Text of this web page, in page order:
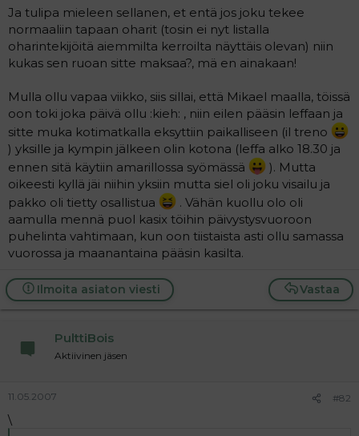
Ja tulipa mieleen sellanen, et entä jos joku tekee
normaaliin tapaan oharit (tosin ei nyt listalla
oharintekijöitä aiemmilta kerroilta näyttäis olevan) niin
kukas sen ruoan sitte maksaa?, mä en ainakaan!
Mulla ollu vapaa viikko, siis sillai, että Mikael maalla, töissä
oon toki joka päivä ollu :kieh: , niin eilen pääsin leffaan ja
sitte muka kotimatkalla eksyttiin paikalliseen (il treno
) yksille ja kympin jälkeen olin kotona (leffa alko 18.30 ja
ennen sitä käytiin amarillossa syömässä
). Mutta
oikeesti kyllä jäi niihin yksiin mutta siel oli joku visailu ja
pakko oli tietty osallistua
. Vähän kuollu olo oli
aamulla mennä puol kasix töihin päivystysvuoroon
puhelinta vahtimaan, kun oon tiistaista asti ollu samassa
vuorossa ja maanantaina pääsin kasilta.
Vastaa
Ilmoita asiaton viesti
PulttiBois
Aktiivinen jäsen
11.05.2007 #82
\